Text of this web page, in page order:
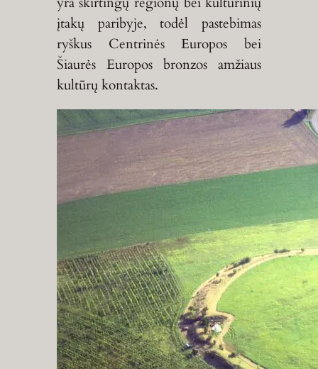
įtakų paribyje, todėl pastebimas
ryškus Centrinės Europos bei
Šiaurės Europos bronzos amžiaus
kultūrų kontaktas.